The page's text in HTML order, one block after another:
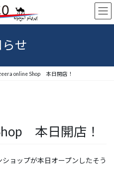
せ
online Shop 本日開店！
本日開店！
ョップが本日オープンしたそう